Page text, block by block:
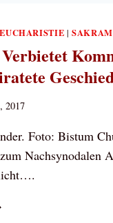
EUCHARISTIE |
2017
Foto: Bistum
Nachsynodalen